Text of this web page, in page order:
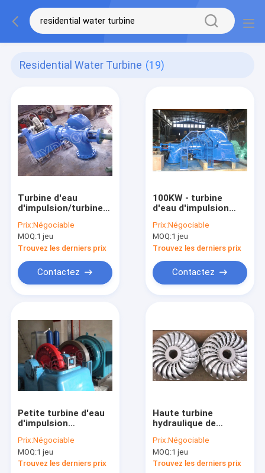
Residential Water Turbine (19)
Turbine d'eau
d'impulsion/turbine
1000KW de Turgo
avec le coureur
d'acier inoxydable
Prix:Négociable
MOQ:1 jeu
Trouvez les derniers prix
Contactez
100KW - turbine
d'eau d'impulsion
turbine de 1000KW
Turgo avec le
coureur d'acier
inoxydable
Prix:Négociable
MOQ:1 jeu
Trouvez les derniers prix
Contactez
Petite turbine d'eau
d'impulsion
d'axe/turbine
hydraulique de Turgo
avec un/deux becs
Prix:Négociable
MOQ:1 jeu
Trouvez les derniers prix
Haute turbine
hydraulique de
vitesse
spécifique/eau de
Turgo avec le
Prix:Négociable
MOQ:1 jeu
Trouvez les derniers prix